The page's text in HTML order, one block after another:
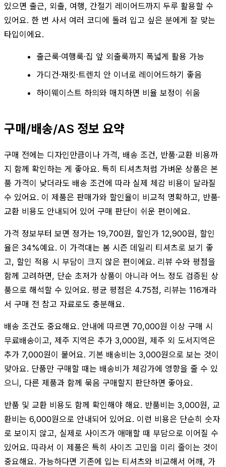
있으면 출근, 외출, 여행, 간절기 레이어드까지 두루 활용할 수
있어요. 한 번 사서 여러 코디에 돌려 입고 싶은 분에게 잘 맞는
타입이에요.
출근룩·여행룩·집 앞 외출룩까지 폭넓게 활용 가능
가디건·재킷·트렌치 안 이너로 레이어드하기 좋음
하이웨이스트 하의와 매치하면 비율 보정이 쉬움
구매/배송/AS 정보 요약
구매 전에는 디자인만큼이나 가격, 배송 조건, 반품·교환 비용까
지 함께 확인하는 게 좋아요. 특히 티셔츠처럼 가벼운 상품은 본
품 가격이 낮더라도 배송 조건에 따라 실제 체감 비용이 달라질
수 있어요. 이 제품은 판매가와 할인율이 비교적 명확하고, 반품·
교환 비용도 안내되어 있어 구매 판단이 쉬운 편이에요.
가격 정보부터 보면 정가는 19,700원, 할인가 12,900원, 할인
율은 34%예요. 이 가격대는 봄 시즌 데일리 티셔츠로 보기 좋
고, 할인 적용 시 부담이 크지 않은 편이에요. 리뷰 수와 평점을
함께 고려하면, 단순 초저가 상품이 아니라 어느 정도 검증된 상
품으로 해석할 수 있어요. 평균 평점은 4.75점, 리뷰는 116개라
서 구매 전 참고 자료로도 충분해요.
배송 조건도 중요해요. 안내에 따르면 70,000원 이상 구매 시
무료배송이고, 제주 지역은 추가 3,000원, 제주 외 도서지역은
추가 7,000원이 붙어요. 기본 배송비는 3,000원으로 보는 것이
맞아요. 단품만 구매할 때는 배송비가 체감가에 영향을 줄 수 있
으니, 다른 제품과 함께 묶음 구매할지 판단하면 좋아요.
반품 및 교환 비용도 함께 확인해야 해요. 반품비는 3,000원, 교
환비는 6,000원으로 안내되어 있어요. 이런 비용은 단순히 숫자
로 보이지 않고, 실제로 사이즈가 애매할 때 부담으로 이어질 수
있어요. 따라서 이 제품은 특히 사이즈 고민을 미리 줄이는 것이
중요해요. 가능하다면 기존에 입는 티셔츠와 비교해서 어깨, 가